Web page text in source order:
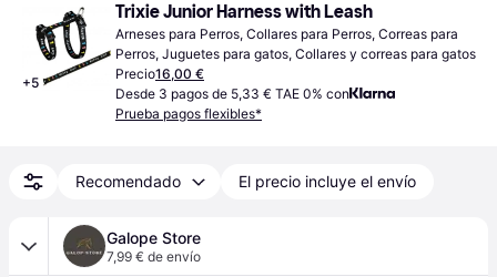
+5
Trixie Junior Harness with Leash
Arneses para Perros, Collares para Perros, Correas para
Perros, Juguetes para gatos, Collares y correas para gatos
Precio16,00 €
Desde 3 pagos de 5,33 € TAE 0% con
Prueba pagos flexibles*
Recomendado El precio incluye el envío
Galope Store
7,99 € de envío